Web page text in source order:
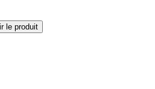
le produit